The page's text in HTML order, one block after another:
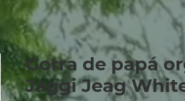
Gorra de papá
Jaggi Jeag